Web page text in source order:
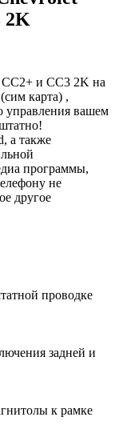
2K
CC2+ и CC3 2K на
карта) ,
управления вашем
а также
программы,
не
другое
проводке
задней и
к рамке